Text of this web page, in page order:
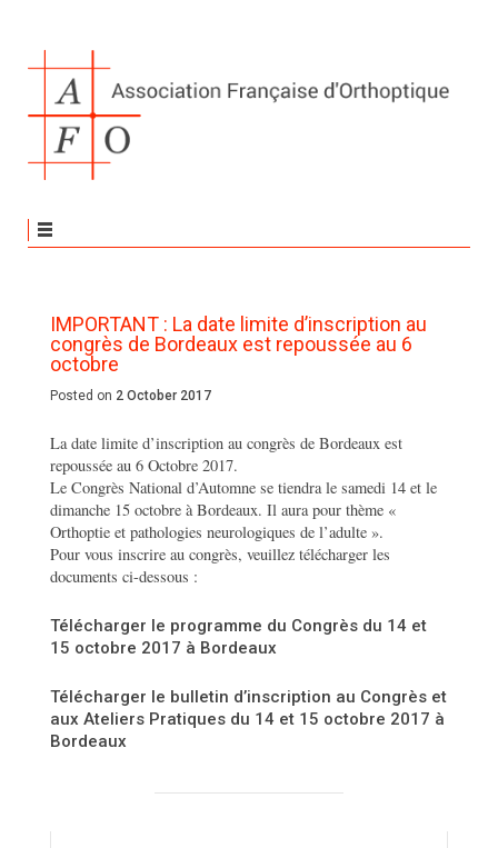
IMPORTANT : La date limite d’inscription au
congrès de Bordeaux est repoussée au 6
octobre
Posted on 2 October 2017
La date limite d’inscription au congrès de Bordeaux est
repoussée au 6 Octobre 2017.
Le Congrès National d’Automne se tiendra le samedi 14 et le
dimanche 15 octobre à Bordeaux. Il aura pour thème «
Orthoptie et pathologies neurologiques de l’adulte ».
Pour vous inscrire au congrès, veuillez télécharger les
documents ci-dessous :
Télécharger le programme du Congrès du 14 et
15 octobre 2017 à Bordeaux
Télécharger le bulletin d’inscription au Congrès et
aux Ateliers Pratiques du 14 et 15 octobre 2017 à
Bordeaux